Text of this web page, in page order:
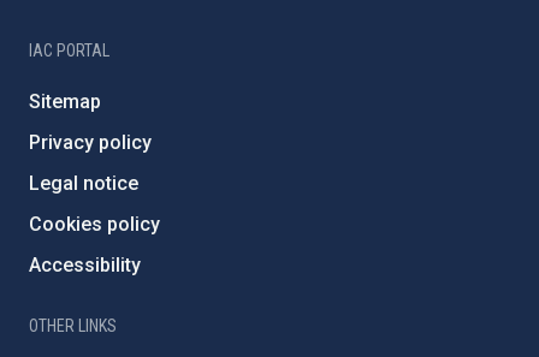
IAC PORTAL
Sitemap
Privacy policy
Legal notice
Cookies policy
Accessibility
OTHER LINKS